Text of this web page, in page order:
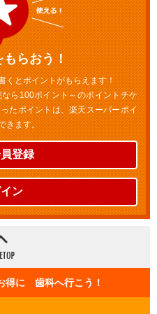
もらおう！
くとポイントがもらえます！
ら100ポイント～のポイントチケ
たポイントは、楽天スーパーポイ
きます。
登録
ン
得に 歯科へ行こう！